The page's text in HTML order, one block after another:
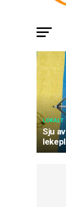
LOKALT
Sju